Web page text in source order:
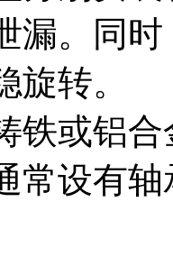
漏。同
转。
铁或铝
常设有